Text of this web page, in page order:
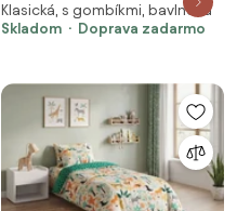
bavlny ANIMORA farebné
Rozmer obliečky: 70 x 90 cm |
Klasická, s gombíkmi, bavlnená
Skladom
Doprava zadarmo